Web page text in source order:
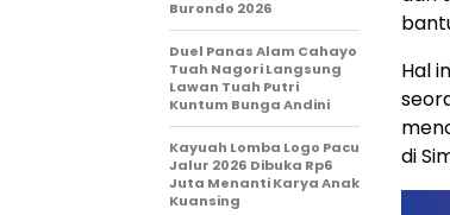
Hal
di
Burondo 2026
Duel Panas Alam Cahayo
Tuah Nagori Langsung
Lawan Tuah Putri
Kuntum Bunga Andini
Kayuah Lomba Logo Pacu
Jalur 2026 Dibuka Rp6
Juta Menanti Karya Anak
Kuansing